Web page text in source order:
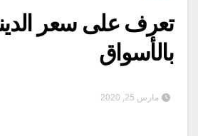
تعرف على سعر
بالأسواق
مارس 25, 2020